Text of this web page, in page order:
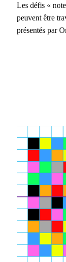
Les défis «
peuvent être
présentés par